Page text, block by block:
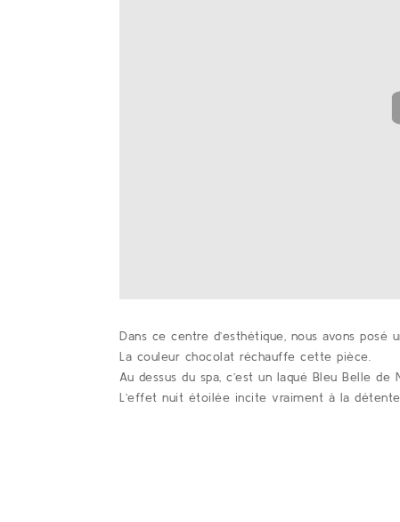
Dans ce centre d’esthétique, nous avons posé
La couleur chocolat réchauffe cette pièce.
Au dessus du spa, c’est un laqué Bleu Belle
L’effet nuit étoilée incite vraiment à la détente.